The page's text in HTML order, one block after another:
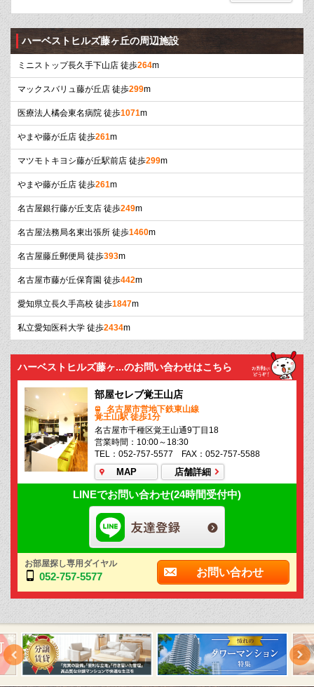
ハーベストヒルズ藤ヶ丘の周辺施設
ミニストップ長久手下山店 徒歩264m
マックスバリュ藤が丘店 徒歩299m
医療法人橘会東名病院 徒歩1071m
やまや藤が丘店 徒歩261m
マツモトキヨシ藤が丘駅前店 徒歩299m
やまや藤が丘店 徒歩261m
名古屋銀行藤が丘支店 徒歩249m
名古屋法務局名東出張所 徒歩1460m
名古屋藤丘郵便局 徒歩393m
名古屋市藤が丘保育園 徒歩442m
愛知県立長久手高校 徒歩1847m
私立愛知医科大学 徒歩2434m
ハーベストヒルズ藤ヶ...のお問い合わせはこちら
部屋セレブ覚王山店
名古屋市営地下鉄東山線
覚王山駅 徒歩1分
名古屋市千種区覚王山通9丁目18
営業時間：10:00～18:30
TEL：052-757-5577 FAX：052-757-5588
MAP 店舗詳細
LINEでお問い合わせ(24時間受付中)
お部屋探し専用ダイヤル
052-757-5577 お問い合わせ